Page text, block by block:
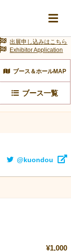
ブース＆ホールMAP
ブース一覧
出展申し込みはこちら
Exhibitor Application
@kuondou
¥1,000